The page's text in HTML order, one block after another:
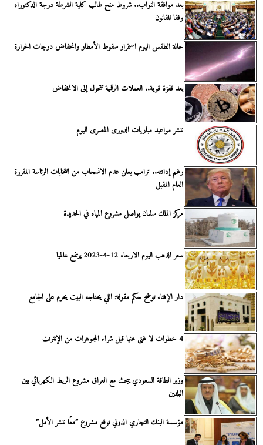
بعد موافقة النواب.. شروط منح طالب كلية الشرطة درجة الدكتوراه
وفقا للقانون
حالة الطقس اليوم استمرار سقوط الأمطار وانخفاض درجات الحرارة
بعد قفزة قوية.. العملات الرقمية تتحول إلى الانخفاض
ننشر مواعيد مباريات الدورى المصرى اليوم
رغم إدانته.. ترامب يعلن عدم الانسحاب من انتخابات الرئاسة المقررة
العام المقبل
مركز الملك سلمان يواصل مشروع المياه في الحديدة
سعر الذهب اليوم الاربعاء 12-4-2023 يرتفع عالميا
دار الإفتاء توضح حكم مقولة: اللي يحتاجه البيت يحرم على الجامع
4 خطوات لا غنى عنها قبل شراء المجوهرات من الإنترنت
وزير الطاقة السعودي يبحث مع العراق مشروع الربط الكهربائي بين
البلدين
مؤسسة البنك التجاري الدولي توقع مشروع ”معًا ننشر الأمل”